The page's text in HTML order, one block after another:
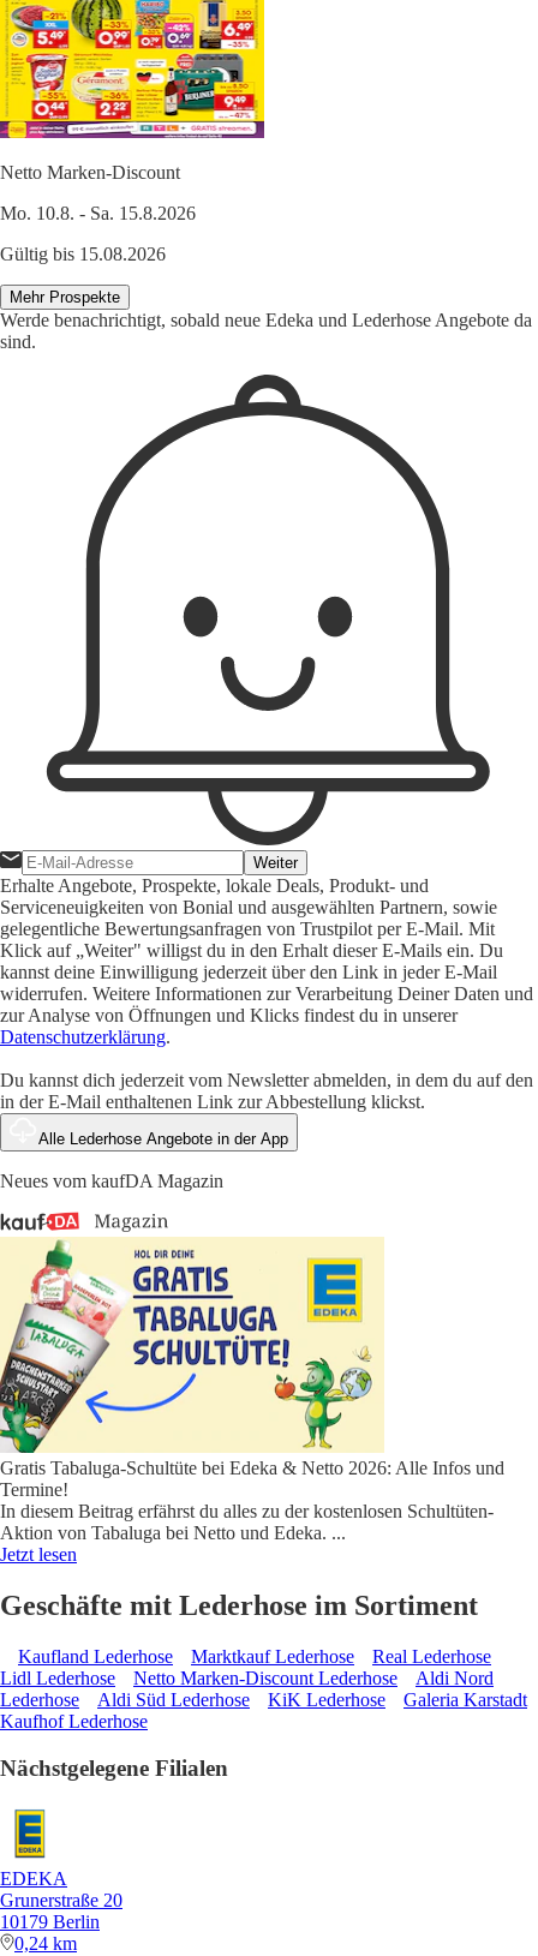
Netto Marken-Discount
Mo. 10.8. - Sa. 15.8.2026
Gültig bis 15.08.2026
Mehr Prospekte
Werde benachrichtigt, sobald neue Edeka und Lederhose Angebote da
sind.
Weiter
Erhalte Angebote, Prospekte, lokale Deals, Produkt- und
Serviceneuigkeiten von Bonial und ausgewählten Partnern, sowie
gelegentliche Bewertungsanfragen von Trustpilot per E-Mail. Mit
Klick auf „Weiter" willigst du in den Erhalt dieser E-Mails ein. Du
kannst deine Einwilligung jederzeit über den Link in jeder E-Mail
widerrufen. Weitere Informationen zur Verarbeitung Deiner Daten und
zur Analyse von Öffnungen und Klicks findest du in unserer
Datenschutzerklärung.
Du kannst dich jederzeit vom Newsletter abmelden, in dem du auf den
in der E-Mail enthaltenen Link zur Abbestellung klickst.
Alle Lederhose Angebote in der App
Neues vom kaufDA Magazin
Gratis Tabaluga-Schultüte bei Edeka & Netto 2026: Alle Infos und
Termine!
In diesem Beitrag erfährst du alles zu der kostenlosen Schultüten-
Aktion von Tabaluga bei Netto und Edeka. ...
Jetzt lesen
Geschäfte mit Lederhose im Sortiment
Kaufland Lederhose Marktkauf Lederhose
Real Lederhose
Lidl Lederhose
Netto Marken-Discount Lederhose
Aldi Nord
Lederhose
Aldi Süd Lederhose KiK Lederhose
Galeria Karstadt
Kaufhof Lederhose
Nächstgelegene Filialen
EDEKA
Grunerstraße 20
10179 Berlin
0,24 km